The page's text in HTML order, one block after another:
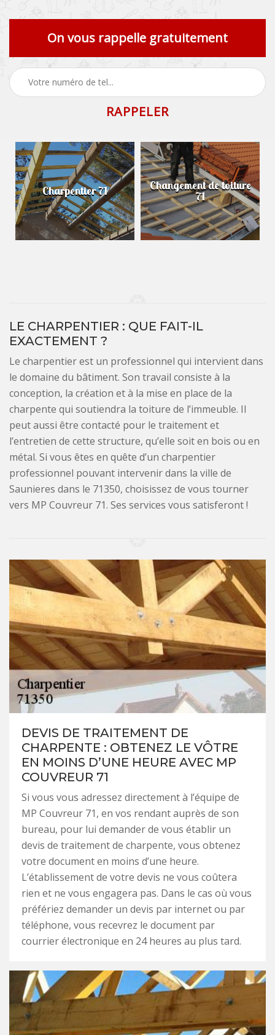
On vous rappelle gratuitement
Charpentier 71 Changement de toiture
71
LE CHARPENTIER : QUE FAIT-IL
EXACTEMENT ?
Le charpentier est un professionnel qui intervient dans
le domaine du bâtiment. Son travail consiste à la
conception, la création et à la mise en place de la
charpente qui soutiendra la toiture de l’immeuble. Il
peut aussi être contacté pour le traitement et
l’entretien de cette structure, qu’elle soit en bois ou en
métal. Si vous êtes en quête d’un charpentier
professionnel pouvant intervenir dans la ville de
Saunieres dans le 71350, choisissez de vous tourner
vers MP Couvreur 71. Ses services vous satisferont !
DEVIS DE TRAITEMENT DE
CHARPENTE : OBTENEZ LE VÔTRE
EN MOINS D’UNE HEURE AVEC MP
COUVREUR 71
Si vous vous adressez directement à l’équipe de
MP Couvreur 71, en vos rendant auprès de son
bureau, pour lui demander de vous établir un
devis de traitement de charpente, vous obtenez
votre document en moins d’une heure.
L’établissement de votre devis ne vous coûtera
rien et ne vous engagera pas. Dans le cas où vous
préfériez demander un devis par internet ou par
téléphone, vous recevrez le document par
courrier électronique en 24 heures au plus tard.